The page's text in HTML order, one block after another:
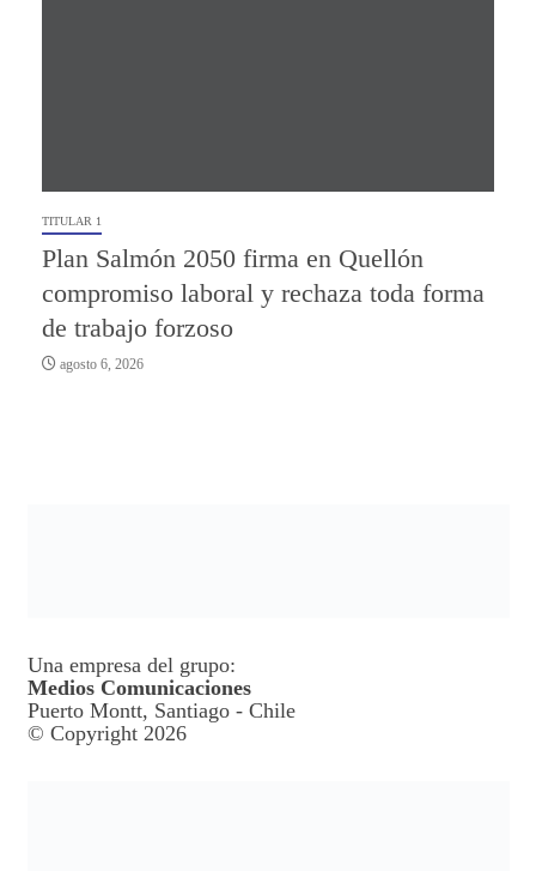
TITULAR 1
Plan Salmón 2050 firma en Quellón
compromiso laboral y rechaza toda forma
de trabajo forzoso
agosto 6, 2026
Una empresa del grupo:
Medios Comunicaciones
Puerto Montt, Santiago - Chile
© Copyright 2026